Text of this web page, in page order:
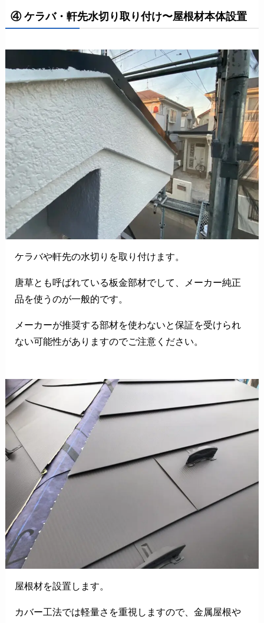
④ ケラバ・軒先水切り取り付け〜屋根材本体設置
ケラバや軒先の水切りを取り付けます。
唐草とも呼ばれている板金部材でして、メーカー純正
品を使うのが一般的です。
メーカーが推奨する部材を使わないと保証を受けられ
ない可能性がありますのでご注意ください。
屋根材を設置します。
カバー工法では軽量さを重視しますので、金属屋根や